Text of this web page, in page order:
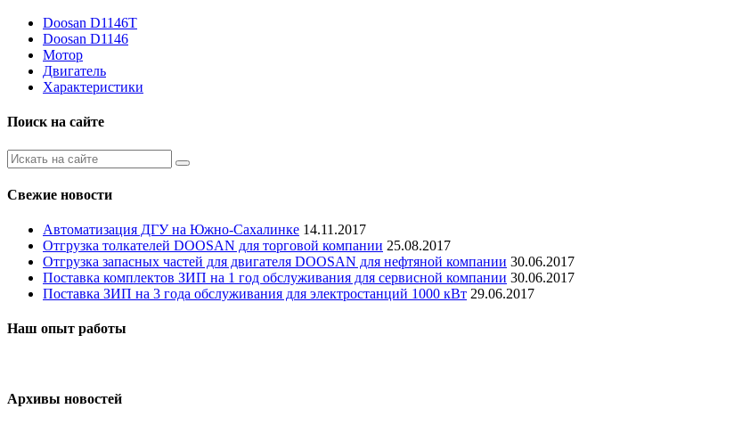
Doosan D1146T
Doosan D1146
Мотор
Двигатель
Характеристики
Поиск на сайте
Свежие новости
Автоматизация ДГУ на Южно-Сахалинке 14.11.2017
Отгрузка толкателей DOOSAN для торговой компании 25.08.2017
Отгрузка запасных частей для двигателя DOOSAN для нефтяной компании 30.06.2017
Поставка комплектов ЗИП на 1 год обслуживания для сервисной компании 30.06.2017
Поставка ЗИП на 3 года обслуживания для электростанций 1000 кВт 29.06.2017
Наш опыт работы
Архивы новостей